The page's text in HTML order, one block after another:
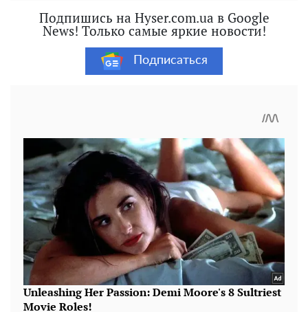
Подпишись на Hyser.com.ua в Google
News! Только самые яркие новости!
Подписаться